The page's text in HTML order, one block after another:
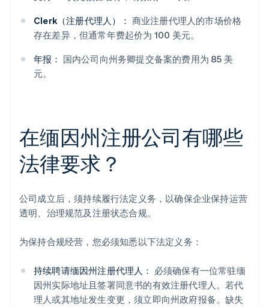
Clerk（注册代理人）： 商业注册代理人的市场价格
存在差异，但通常年费起价为 100 美元。
年报： 国内公司向州务卿提交备案的费用为 85 美
元。
在缅因州注册公司有哪些
法律要求？
公司成立后，须持续履行法定义务，以确保企业保持运营
透明、治理规范及注册状态合规。
为保持合规经营，您必须知悉以下法定义务：
持续聘请缅因州注册代理人： 必须确保有一位常驻缅
因州实际地址且签署同意书的有效注册代理人。若代
理人或其地址发生变更，须立即向州政府报备。缺失